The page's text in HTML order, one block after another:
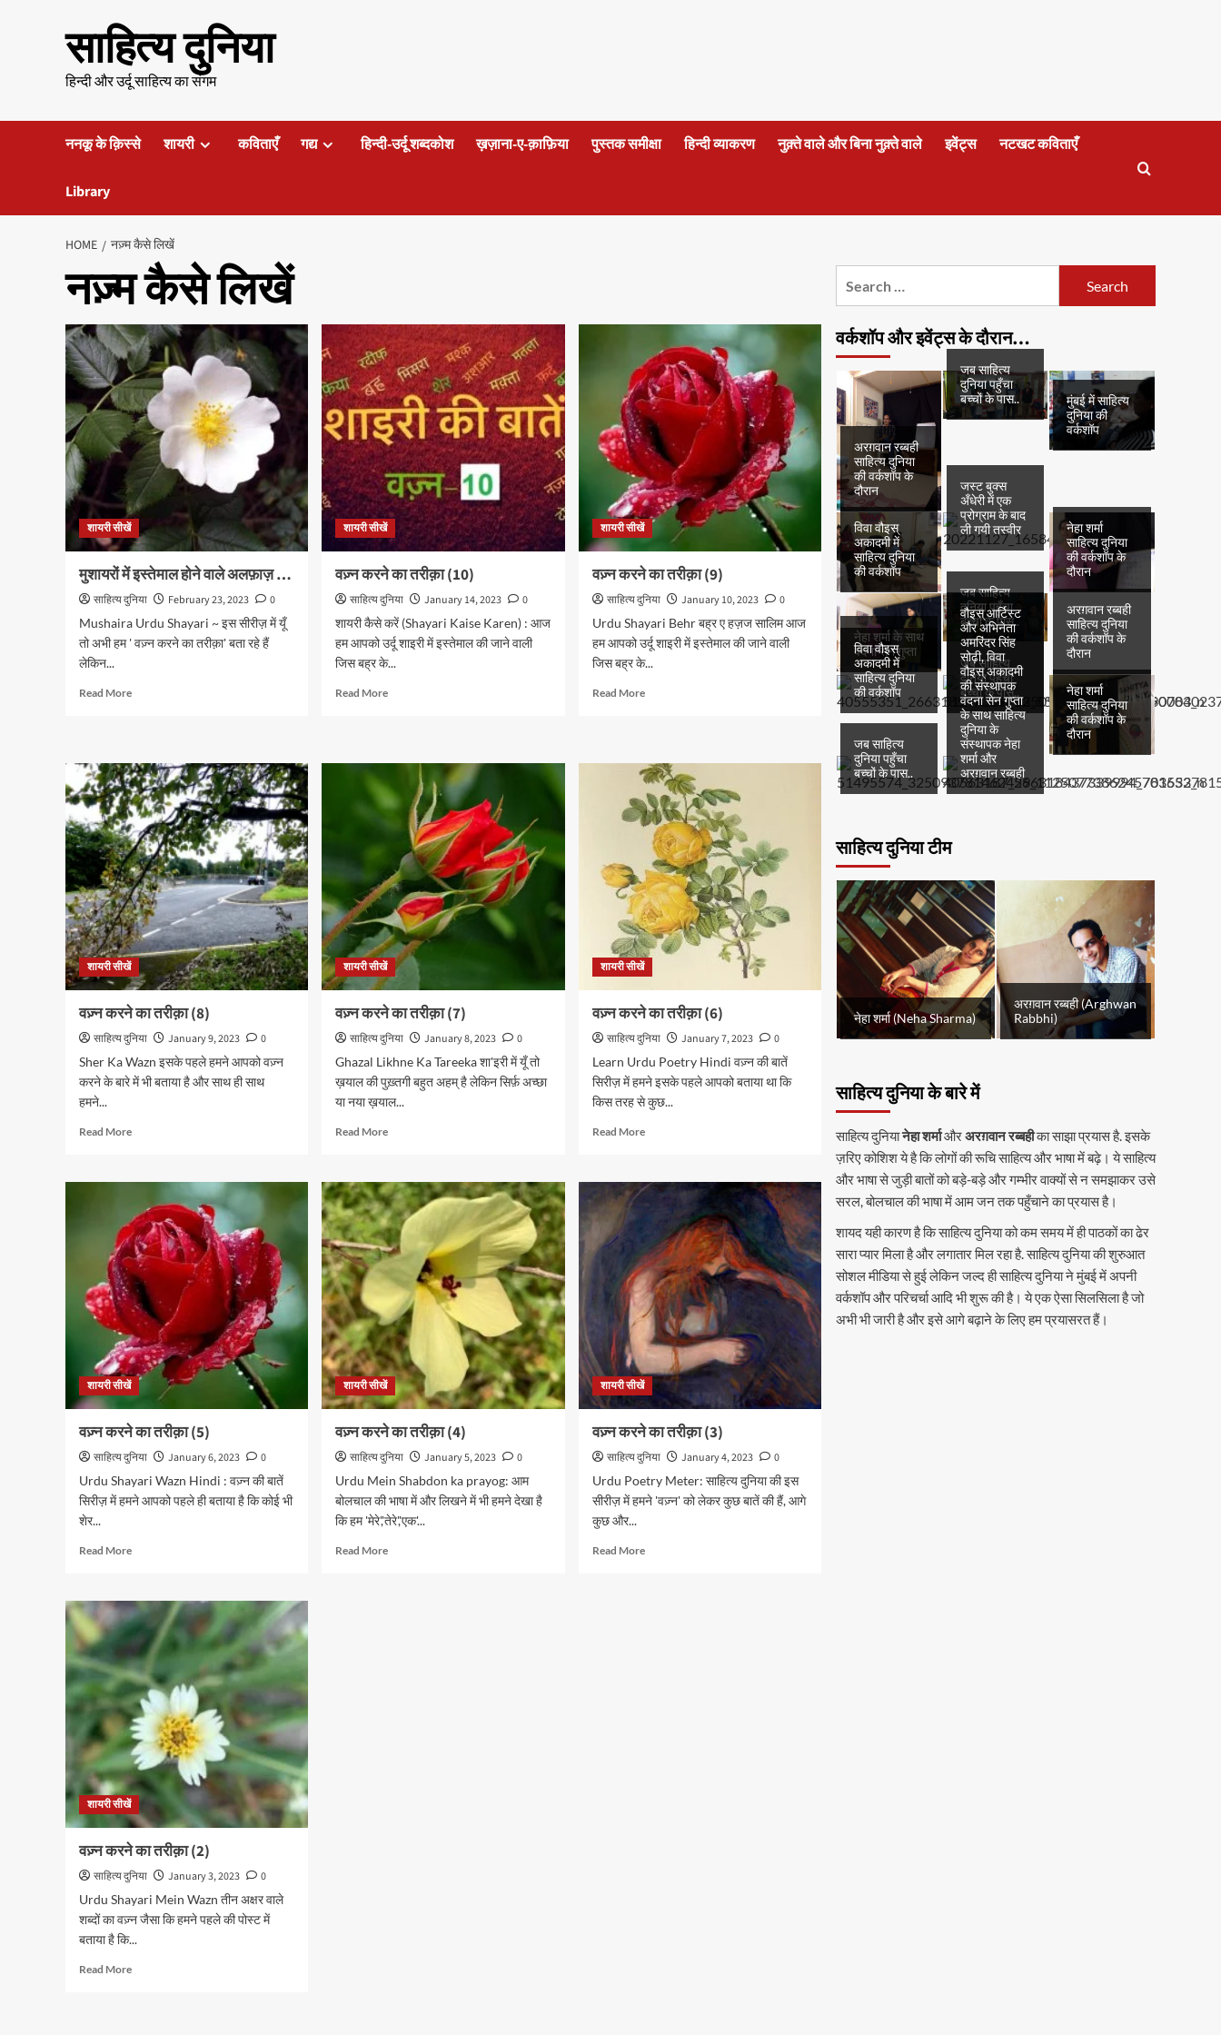
साहित्य दुनिया
हिन्दी और उर्दू साहित्य का संगम
ननकू के क़िस्से शायरी कविताएँ गद्य हिन्दी-उर्दू शब्दकोश ख़ज़ाना-ए-क़ाफ़िया पुस्तक समीक्षा हिन्दी व्याकरण नुक़्ते वाले और बिना नुक़्ते वाले इवेंट्स नटखट कविताएँ
Library
HOME नज़्म कैसे लिखें
नज़्म कैसे लिखें
शायरी सीखें
मुशायरों में इस्तेमाल होने वाले अलफ़ाज़ …
साहित्य दुनिया February 23, 2023
0
Mushaira Urdu Shayari ~ इस सीरीज़ में यूँ
तो अभी हम ' वज़्न करने का तरीक़ा' बता रहे हैं
लेकिन...
Read MoreRead
इस्तेमाल
होने
वाले
अलफ़ाज़
…
शायरी सीखें
वज़्न करने का तरीक़ा (10)
साहित्य दुनिया January 14, 2023
0
शायरी कैसे करें (Shayari Kaise Karen) : आज
हम आपको उर्दू शाइरी में इस्तेमाल की जाने वाली
जिस बह्र के...
Read MoreRead
तरीक़ा
(10)
शायरी सीखें
वज़्न करने का तरीक़ा (9)
साहित्य दुनिया January 10, 2023
0
Urdu Shayari Behr बह्र ए हज़ज सालिम आज
हम आपको उर्दू शाइरी में इस्तेमाल की जाने वाली
जिस बह्र के...
Read MoreRead
का
तरीक़ा
(9)
शायरी सीखें
वज़्न करने का तरीक़ा (8)
साहित्य दुनिया January 9, 2023
0
Sher Ka Wazn इसके पहले हमने आपको वज़्न
करने के बारे में भी बताया है और साथ ही साथ
हमने...
Read MoreRead
वज़्न
का
तरीक़ा
(8)
शायरी सीखें
वज़्न करने का तरीक़ा (7)
साहित्य दुनिया January 8, 2023
0
Ghazal Likhne Ka Tareeka शा'इरी में यूँ तो
ख़याल की पुख़्तगी बहुत अहम् है लेकिन सिर्फ़ अच्छा
या नया ख़याल...
Read MoreRead
वज़्न
करने
का
तरीक़ा
(7)
शायरी सीखें
वज़्न करने का तरीक़ा (6)
साहित्य दुनिया January 7, 2023
0
Learn Urdu Poetry Hindi वज़्न की बातें
सिरीज़ में हमने इसके पहले आपको बताया था कि
किस तरह से कुछ...
Read MoreRead
वज़्न
(6)
शायरी सीखें
वज़्न करने का तरीक़ा (5)
साहित्य दुनिया January 6, 2023
0
Urdu Shayari Wazn Hindi : वज़्न की बातें
सिरीज़ में हमने आपको पहले ही बताया है कि कोई भी
शेर...
Read MoreRead
वज़्न
करने
का
तरीक़ा
(5)
शायरी सीखें
वज़्न करने का तरीक़ा (4)
साहित्य दुनिया January 5, 2023
0
Urdu Mein Shabdon ka prayog: आम
बोलचाल की भाषा में और लिखने में भी हमने देखा है
कि हम 'मेरे','तेरे','एक'...
Read MoreRead
शायरी सीखें
वज़्न करने का तरीक़ा (3)
साहित्य दुनिया January 4, 2023
0
Urdu Poetry Meter: साहित्य दुनिया की इस
सीरीज़ में हमने 'वज़्न' को लेकर कुछ बातें की हैं, आगे
कुछ और...
Read MoreRead
शायरी सीखें
वज़्न करने का तरीक़ा (2)
साहित्य दुनिया January 3, 2023
0
Urdu Shayari Mein Wazn तीन अक्षर वाले
शब्दों का वज़्न जैसा कि हमने पहले की पोस्ट में
बताया है कि...
Read MoreRead
वर्कशॉप और इवेंट्स के दौरान…
अरग़वान रब्बही
साहित्य दुनिया
की वर्कशॉप के
दौरान
जब साहित्य
दुनिया पहुँचा
बच्चों के पास..
मुंबई में साहित्य
दुनिया की
वर्कशॉप
विवा वौइस्
अकादमी में
साहित्य दुनिया
की वर्कशॉप
जस्ट बुक्स
अँधेरी में एक
प्रोग्राम के बाद
ली गयी तस्वीर
नेहा शर्मा
साहित्य दुनिया
की वर्कशॉप के
दौरान
नेहा शर्मा के साथ
वंदना सेन गुप्ता
जब साहित्य
दुनिया पहुँचा
बच्चों के पास..
अरग़वान रब्बही
साहित्य दुनिया
की वर्कशॉप के
दौरान
विवा वौइस्
अकादमी में
साहित्य दुनिया
की वर्कशॉप
जब साहित्य
दुनिया पहुँचा
बच्चों के पास..
नेहा शर्मा
साहित्य दुनिया
की वर्कशॉप के
दौरान
जब साहित्य
दुनिया पहुँचा
बच्चों के पास..
वौइस् आर्टिस्ट
और अभिनेता
अमरिंदर सिंह
सोढ़ी, विवा
वौइस् अकादमी
की संस्थापक
वंदना सेन गुप्ता
के साथ साहित्य
दुनिया के
संस्थापक नेहा
शर्मा और
अरग़वान रब्बही
साहित्य दुनिया टीम
नेहा शर्मा (Neha Sharma)
अरग़वान रब्बही (Arghwan
Rabbhi)
साहित्य दुनिया के बारे में
साहित्य दुनियानेहा शर्माऔरअरग़वान रब्बहीका साझा प्रयास है. इसके
ज़रिए कोशिश ये है कि लोगों की रूचि साहित्य और भाषा में बढ़े। ये साहित्य
और भाषा से जुड़ी बातों को बड़े-बड़े और गम्भीर वाक्यों से न समझाकर उसे
सरल, बोलचाल की भाषा में आम जन तक पहुँचाने का प्रयास है।
शायद यही कारण है कि साहित्य दुनिया को कम समय में ही पाठकों का ढेर
सारा प्यार मिला है और लगातार मिल रहा है. साहित्य दुनिया की शुरुआत
सोशल मीडिया से हुई लेकिन जल्द ही साहित्य दुनिया ने मुंबई में अपनी
वर्कशॉप और परिचर्चा आदि भी शुरू की है। ये एक ऐसा सिलसिला है जो
अभी भी जारी है और इसे आगे बढ़ाने के लिए हम प्रयासरत हैं।